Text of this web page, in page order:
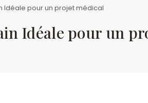
Idéale pour un projet médical
Idéale pour un